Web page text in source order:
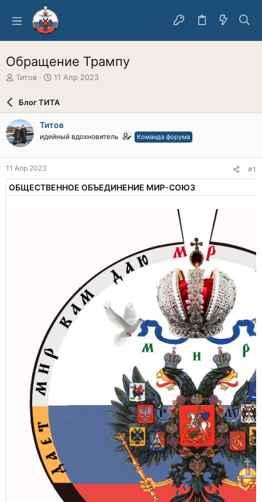
Обращение Трампу
А
о
р
т
е
м
ы
Титов
Д
т
а
а
ч
л
11 Апр 2023
Блог ТИТА
Титов
идейный вдохновитель Команда форума
11 Апр 2023 #1
ОБЩЕСТВЕННОЕ ОБЪЕДИНЕНИЕ МИР-СОЮЗ